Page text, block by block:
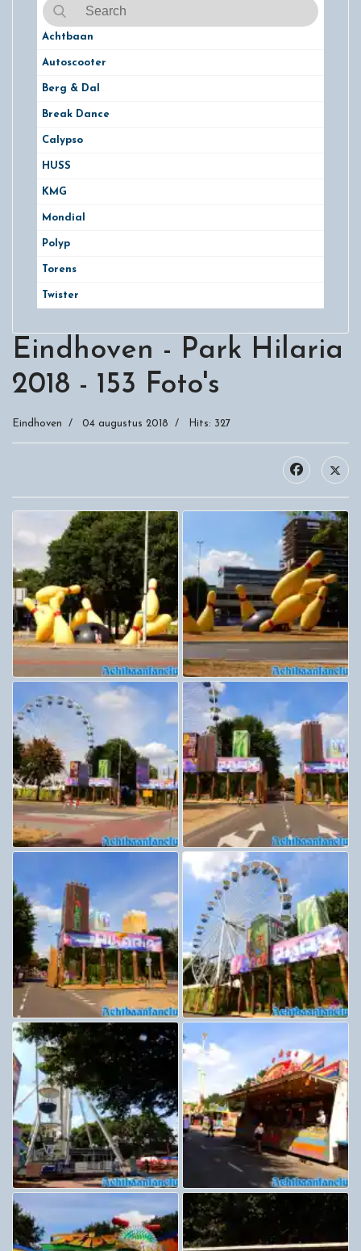
Achtbaan
Autoscooter
Berg & Dal
Break Dance
Calypso
HUSS
KMG
Mondial
Polyp
Torens
Twister
Eindhoven - Park Hilaria
2018 - 153 Foto's
Eindhoven 04 augustus 2018 Hits: 327